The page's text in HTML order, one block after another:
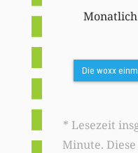
Die woxx
* Lesezeit
Minute.